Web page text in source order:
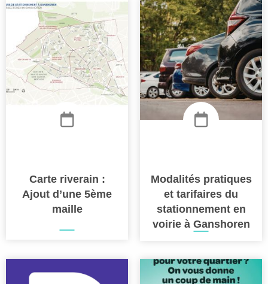
Carte riverain :
Ajout d’une 5ème
maille
Modalités pratiques
et tarifaires du
stationnement en
voirie à Ganshoren